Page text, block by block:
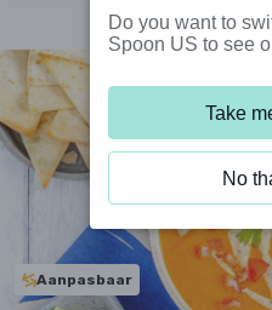
Aanpasbaar
Do you want to
Spoon US to see
Take
No